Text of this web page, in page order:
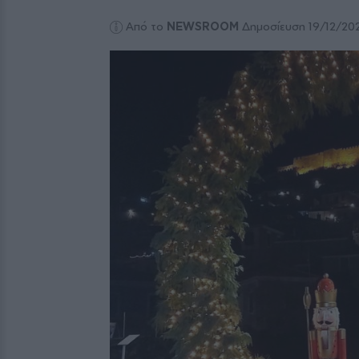
Από το NEWSROOM Δημοσίευση 19/12/